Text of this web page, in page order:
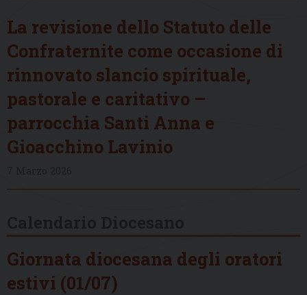
La revisione dello Statuto delle
Confraternite come occasione di
rinnovato slancio spirituale,
pastorale e caritativo –
parrocchia Santi Anna e
Gioacchino Lavinio
Giornata diocesana degli oratori
estivi (01/07)